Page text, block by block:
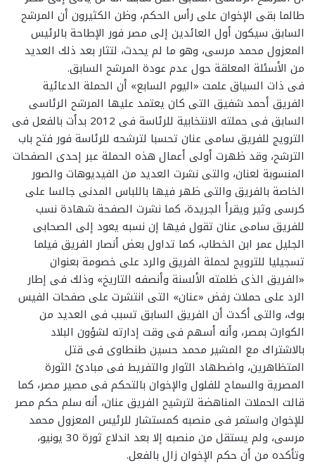
طالما بقى الإخوان على رأس الحكم، وظن الكثيرون أن المرشح
السابق سيكون أول العائدين إلى مصر فور الإطاحة بالرئيس
المعزول محمد مرسى، وهو ما لم يحدث، لتثار بعد ذلك العديد
من الأسئلة المعلقة حول عدم عودة المرشح السابق.
فى ذات السياق علمت «اليوم السابع» أن الحملة الدعائية
الفريق أحمد شفيق التى كان يعتمد عليها المرشح الرئاسى
السابق فى حملته الانتخابية للرئاسة فى 2012 بدأت بالفعل فى
الترويج للفريق سامى عنان تحسبا لترشحه للرئاسة فور فتح باب
الترشح، وقد ظهرت أولى أعمال هذه الحملة عبر إحدى الصفحات
المنسوبة لعنان، والتى نشرت العديد من الفيديوهات والصور
الخاصة بالفريق والتى ظهر فيها باللباس المدنى جالسا على
كرسى وثير ويقرأ الجريدة، كما نشرت الصفحة شهادة نسب
للفريق سامى عنان تقول فيها إن نسبه يعود إلى الصحابى
الجليل عمر ابن الخطاب، كما تداول بعض أنصار الفريق فيلما
تسجيليا للترويج لحملة الفريق والرد على خصومة بعنوان
«الفريق الذى ظلمته الألسنة وأنصفه التاريخ» وذلك فى إطار
الرد على حملات رفض «عنان» التى انتشرت على صفحات الفيس
بوك، والتى أكدت أن الفريق السابق تسبب فى العديد من
الكوارث بمصر، وأنه أسهم فى وقت إدارته لشؤون البلاد
بالاشتراك مع المشير محمد حسين طنطاوى فى قتل
المتظاهرين، واضطهاد الثوار والتفريط فى مبادئ الثورة
المصرية والسماح للفلول والإخوان بالتحكم فى مصير مصر، كما
قالت الحملات المناهضة لترشيح الفريق عنان، أنه سلم حكم مصر
للإخوان واستمر فى منصبه كمستشار للرئيس المعزول محمد
مرسى، ولم يستقل من منصبه إلا بعد اندلاع ثورة 30 يونيو،
وتأكده من أن حكم الإخوان زال بالفعل.